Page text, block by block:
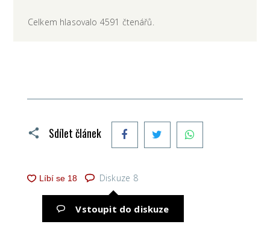
Celkem hlasovalo 4591 čtenářů.
Sdílet článek FacebookTwitter
Diskuze 8
Vstoupit do diskuze